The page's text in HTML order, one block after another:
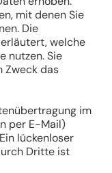
mit denen Sie
Die
welche
nutzen. Sie
Zweck das
im
per E-Mail)
lückenloser
Dritte ist